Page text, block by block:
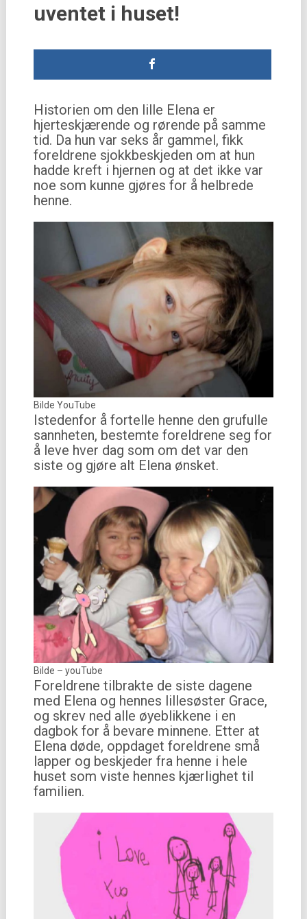
uventet i huset!
Historien om den lille Elena er
hjerteskjærende og rørende på samme
tid. Da hun var seks år gammel, fikk
foreldrene sjokkbeskjeden om at hun
hadde kreft i hjernen og at det ikke var
noe som kunne gjøres for å helbrede
henne.
Bilde YouTube
Istedenfor å fortelle henne den grufulle
sannheten, bestemte foreldrene seg for
å leve hver dag som om det var den
siste og gjøre alt Elena ønsket.
Bilde – youTube
Foreldrene tilbrakte de siste dagene
med Elena og hennes lillesøster Grace,
og skrev ned alle øyeblikkene i en
dagbok for å bevare minnene. Etter at
Elena døde, oppdaget foreldrene små
lapper og beskjeder fra henne i hele
huset som viste hennes kjærlighet til
familien.